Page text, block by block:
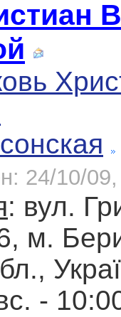
24/10/
: вул.
м.
-